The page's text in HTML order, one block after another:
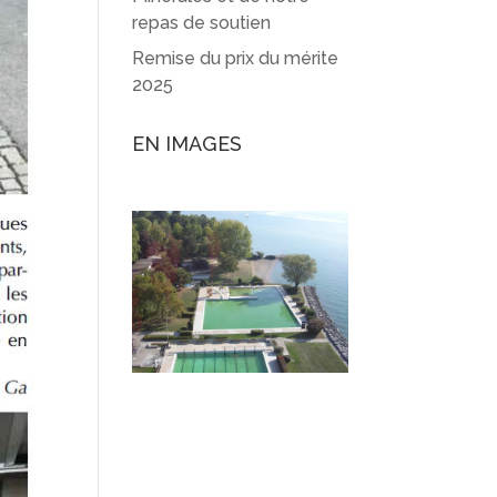
repas de soutien
Remise du prix du mérite
2025
EN IMAGES